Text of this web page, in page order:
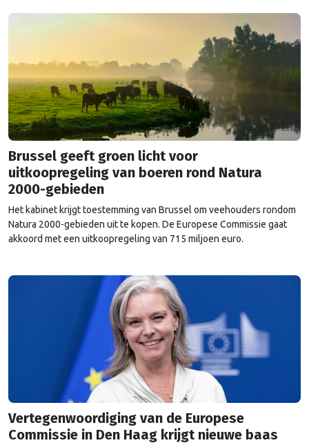
Brussel geeft groen licht voor
uitkoopregeling van boeren rond Natura
2000-gebieden
Het kabinet krijgt toestemming van Brussel om veehouders rondom
Natura 2000-gebieden uit te kopen. De Europese Commissie gaat
akkoord met een uitkoopregeling van 715 miljoen euro.
Vertegenwoordiging van de Europese
Commissie in Den Haag krijgt nieuwe baas